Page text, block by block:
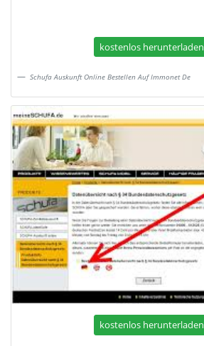
kostenlos herunterladen
Schufa Auskunft Online Bestellen Auf Immonet De
kostenlos herunterladen